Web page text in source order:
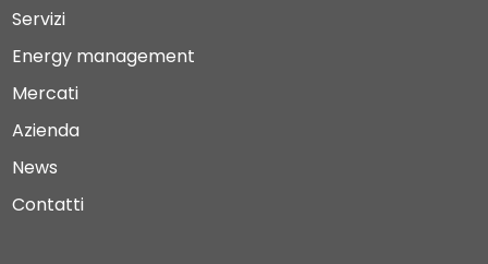
Servizi
Energy management
Mercati
Azienda
News
Contatti